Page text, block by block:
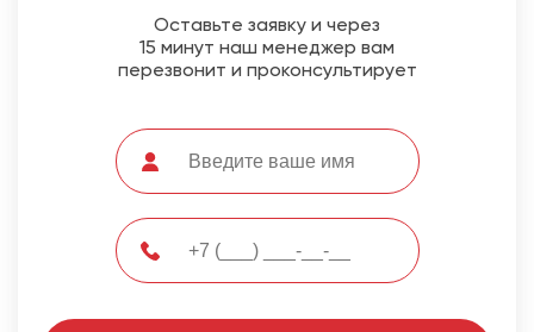
Оставьте заявку и через
15 минут наш менеджер вам
перезвонит и проконсультирует